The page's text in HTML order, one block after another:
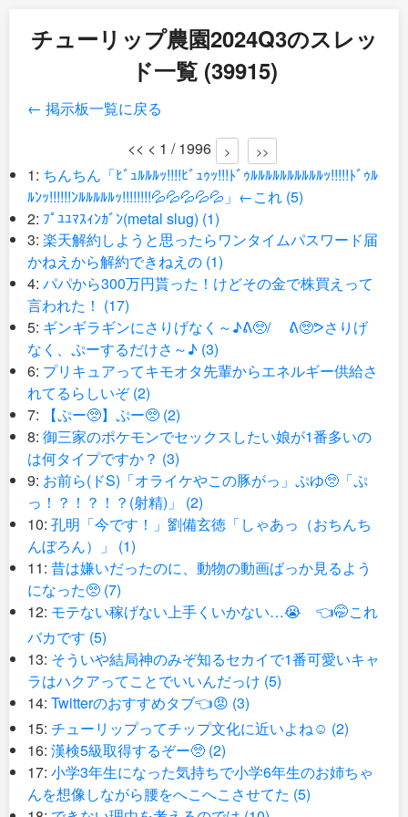
チューリップ農園2024Q3のスレッ
ド一覧 (39915)
← 掲示板一覧に戻る
<< < 1 / 1996
> >>
1: ちんちん「ﾋﾞｭﾙﾙﾙｯ!!!!ﾋﾞｭｩｯ!!!ﾄﾞｩﾙﾙﾙﾙﾙﾙﾙﾙﾙﾙｯ!!!!!ﾄﾞｩﾙ
ﾙﾝｯ!!!!!!ﾝﾙﾙﾙﾙﾙｯ!!!!!!!!💦💦💦💦💦」←これ (5)
2: ﾌﾟﾕﾕﾏｽｨﾝｶﾞﾝ(metal slug) (1)
3: 楽天解約しようと思ったらワンタイムパスワード届
かねえから解約できねえの (1)
4: パパから300万円貰った！けどその金で株買えって
言われた！ (17)
5: ギンギラギンにさりげなく～♪ᕕ🥺/ ᕕ🥺ᕗさりげ
なく、ぷーするだけさ～♪ (3)
6: プリキュアってキモオタ先輩からエネルギー供給さ
れてるらしいぞ (2)
7:
【ぷー🥺】ぷー🥺 (2)
8: 御三家のポケモンでセックスしたい娘が1番多いの
は何タイプですか？ (3)
9: お前ら(ドS)「オライケやこの豚がっ」ぷゆ🥺「ぷ
っ！？！？！？(射精)」 (2)
10: 孔明「今です！」劉備玄徳「しゃあっ（おちんち
んぼろん）」 (1)
11: 昔は嫌いだったのに、動物の動画ばっか見るよう
になった🥺 (7)
12: モテない稼げない上手くいかない…😭 👈🤭これ
バカです (5)
13: そういや結局神のみぞ知るセカイで1番可愛いキャ
ラはハクアってことでいいんだっけ (5)
14: Twitterのおすすめタブ👈😡 (3)
15: チューリップってチップ文化に近いよね☺️ (2)
16: 漢検5級取得するぞー🥺 (2)
17: 小学3年生になった気持ちで小学6年生のお姉ちゃ
んを想像しながら腰をへこへこさせてた (5)